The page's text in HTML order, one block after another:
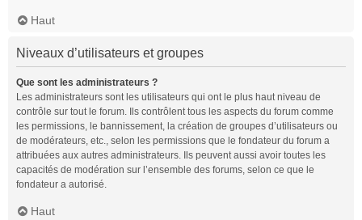
Haut
Niveaux d’utilisateurs et groupes
Que sont les administrateurs ?
Les administrateurs sont les utilisateurs qui ont le plus haut niveau de
contrôle sur tout le forum. Ils contrôlent tous les aspects du forum comme
les permissions, le bannissement, la création de groupes d’utilisateurs ou
de modérateurs, etc., selon les permissions que le fondateur du forum a
attribuées aux autres administrateurs. Ils peuvent aussi avoir toutes les
capacités de modération sur l’ensemble des forums, selon ce que le
fondateur a autorisé.
Haut